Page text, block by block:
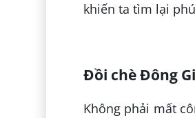
khiến ta tìm lại
Đồi chè Đông
Không phải mất